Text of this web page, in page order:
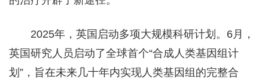
2025年，英国启动多项大规模科研计划。6月，
英国研究人员启动了全球首个“合成人类基因组计
划”，旨在未来几十年内实现人类基因组的完整合